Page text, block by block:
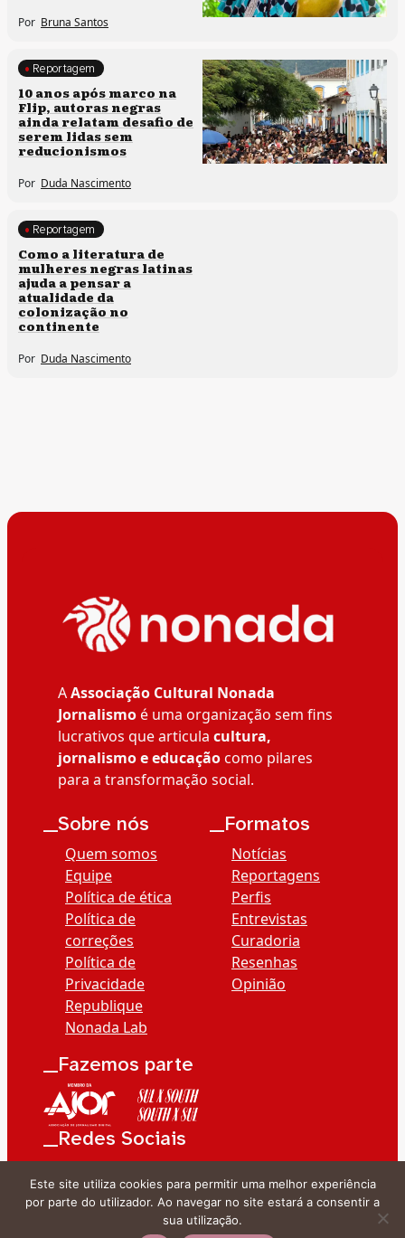
Por Bruna Santos
Processos artísticos
Reportagem
10 anos após marco na
Flip, autoras negras
ainda relatam desafio de
serem lidas sem
reducionismos
Por Duda Nascimento
Direitos humanos
Reportagem
Como a literatura de
mulheres negras latinas
ajuda a pensar a
atualidade da
colonização no
continente
Por Duda Nascimento
AAssociação Cultural Nonada
Jornalismoé uma organização sem fins
lucrativos que articula cultura,
jornalismo e educaçãocomo pilares
para a transformação social.
__Sobre nós
Quem somos
Equipe
Política de ética
Política de
correções
Política de
Privacidade
Republique
Nonada Lab
__Formatos
Notícias
Reportagens
Perfis
Entrevistas
Curadoria
Resenhas
Opinião
__Fazemos parte
__Redes Sociais
Este site utiliza cookies para permitir uma melhor experiência
por parte do utilizador. Ao navegar no site estará a consentir a
sua utilização.